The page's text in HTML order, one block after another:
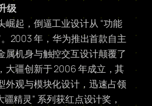
级
崛起，倒逼工业设计从 “功能
。2003 年，华为推出首款自主
属机身与触控交互设计颠覆了
大疆创新于 2006 年成立，其
外观与模块化设计，迅速占领
精灵” 系列获红点设计奖，